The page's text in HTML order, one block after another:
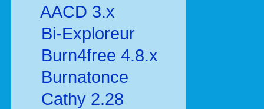
AACD 3.x
Bi-Exploreur
Burn4free 4.8.x
Burnatonce
Cathy 2.28